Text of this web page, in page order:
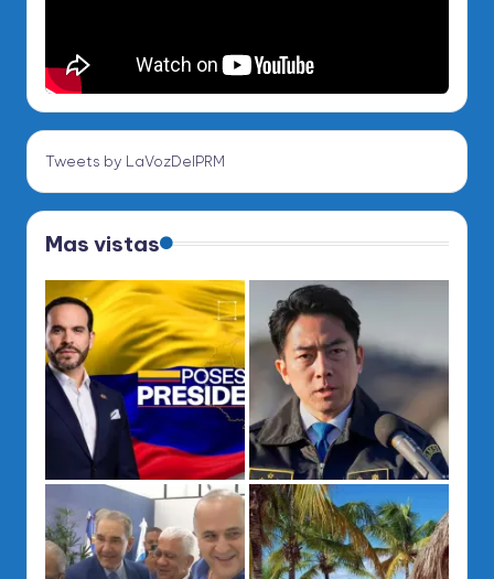
Tweets by LaVozDelPRM
Mas vistas